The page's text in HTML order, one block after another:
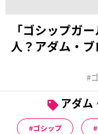
「ゴシップガ
人？アダム・
アダム
ゴシップ